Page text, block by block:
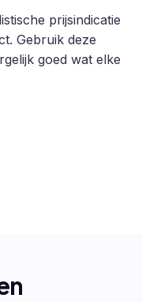
prijsindicatie
Gebruik deze
goed wat elke